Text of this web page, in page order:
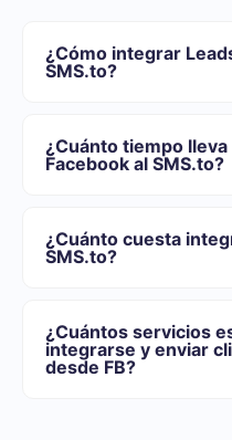
¿Cómo integrar
SMS.to?
Active la
Ahora los datos se
¿Cuánto tiempo
Facebook al SMS.to?
5 y 30 minutos. En
entre 10 y 15 minutos.
¿Cuánto cuesta
SMS.to?
de funcionalidades que
necesidades. Además,
el servicio de forma
¿Cuántos servicios
integrarse y enviar
desde FB?